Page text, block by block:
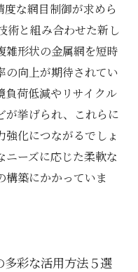
な網目制御が求めら
術と組み合わせた新し
雑形状の金属網を短時
の向上が期待されてい
負荷低減やリサイクル
が挙げられ、これらに
化につながるでしょ
ニーズに応じた柔軟な
構築にかかっていま
彩な活用方法５選